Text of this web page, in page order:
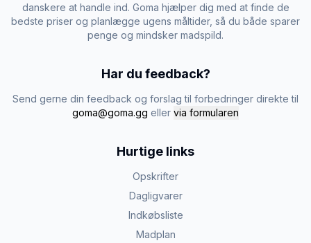
danskere at handle ind. Goma hjælper dig med at finde de
bedste priser og planlægge ugens måltider, så du både sparer
penge og mindsker madspild.
Har du feedback?
Send gerne din feedback og forslag til forbedringer direkte til
goma@goma.gg eller via formularen
Hurtige links
Opskrifter
Dagligvarer
Indkøbsliste
Madplan